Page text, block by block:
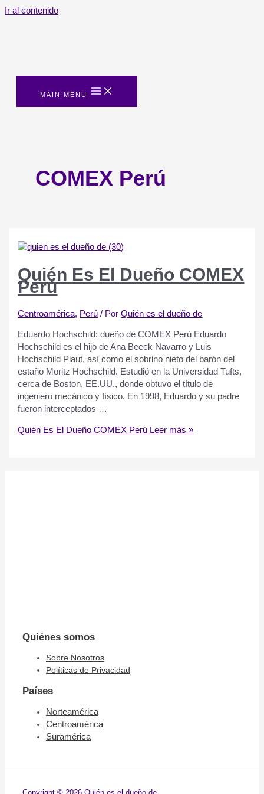
Ir al contenido
MAIN MENU
COMEX Perú
Quién Es El Dueño COMEX
Perú
Centroamérica, Perú / PorQuién es el dueño de
Eduardo Hochschild: dueño de COMEX Perú Eduardo
Hochschild es el hijo de Ana Beeck Navarro y Luis
Hochschild Plaut, así como el sobrino nieto del barón del
estaño Moritz Hochschild. Estudió en la Universidad Tufts,
cerca de Boston, EE.UU., donde obtuvo el título de
ingeniero mecánico y físico. En 1998, Eduardo y su padre
fueron interceptados …
Quién Es El Dueño COMEX Perú Leer más »
Quiénes somos
Sobre Nosotros
Políticas de Privacidad
Países
Norteamérica
Centroamérica
Suramérica​​